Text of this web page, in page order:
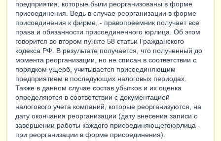
предприятия, которые были реорганизованы в форме
присоединения. Ведь в случае реорганизации в форме
присоединения к фирме, - правопреемник получает все
права и обязанности присоединенного юрлица. Об этом
говорится во втором пункте 58 статьи Гражданского
кодекса РФ. В результате получается, что полученный до
момента реорганизации, но не списан в соответствии с
порядком ущерб, учитывается присоединяющим
предприятием в последующих налоговых периодах.
Также в данном случае состав убытков и их оценка
определяются в соответствии с документацией
налогового учета компаний, которые реорганизуются, на
дату окончания реорганизации (дату внесения записи о
завершении работы каждого присоединяющегоюрлица -
при реорганизации в форме присоединения).